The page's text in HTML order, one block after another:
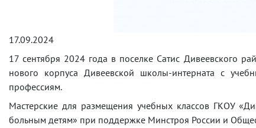
17.09.2024
17 сентября 2024 года в поселке Сатис Дивеевского
нового корпуса Дивеевской школы-интерната с
профессиям.
Мастерские для размещения учебных классов ГКОУ
больным детям» при поддержке Минстроя России и